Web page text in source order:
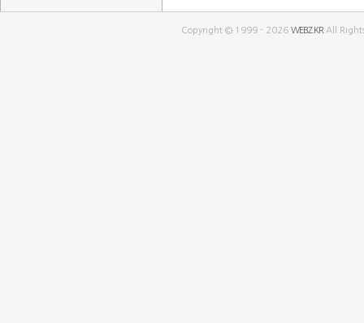
Copyright © 1999 - 2026WEBZ.KR All